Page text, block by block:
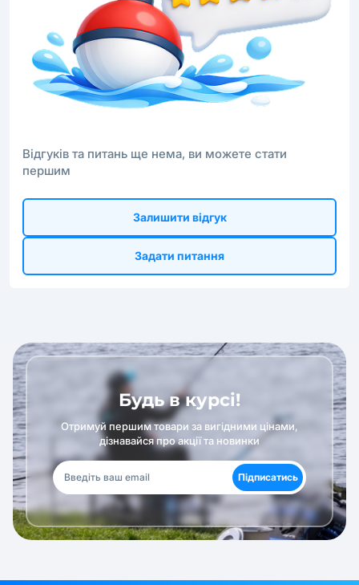
Відгуків та питань ще нема, ви можете стати
першим
Залишити відгук
Задати питання
Будь в курсі!
Отримуй першим товари за вигідними цінами,
дізнавайся про акції та новинки
Підписатись